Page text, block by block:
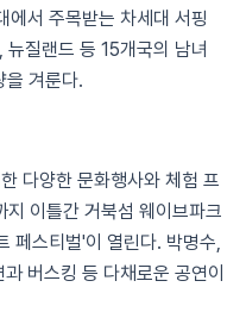
에서 주목받는 차세대 서핑
질랜드 등 15개국의 남녀
겨룬다.
다양한 문화행사와 체험 프
이틀간 거북섬 웨이브파크
페스티벌'이 열린다. 박명수,
버스킹 등 다채로운 공연이